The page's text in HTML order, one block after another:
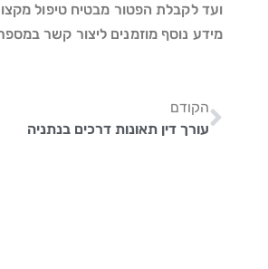
ועד לקבלת הפטור מבטיח טיפול
מידע נוסף מוזמנים ליצור קשר
הקודם
עורך דין תאונות דרכים בנתניה